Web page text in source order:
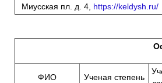
Миусская пл. д. 4, https://keldysh.ru/
ФИО Ученая степень